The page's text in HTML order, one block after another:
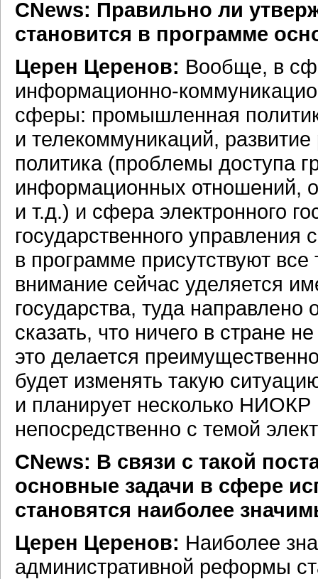
СNews: Правильно ли
становится в программе
Церен Церенов: Вообще, в
информационно-
сферы: промышленная
и телекоммуникаций,
политика (проблемы доступа
информационных отношений,
и т.д.) и сфера электронного
государственного
в программе присутствуют
внимание сейчас уделяется
государства, туда
сказать, что ничего в стране
это делается
будет изменять такую
и планирует несколько НИОКР
непосредственно с темой
СNews: В связи с такой
основные задачи в сфере
становятся наиболее
Церен Церенов: Наиболее
административной реформы